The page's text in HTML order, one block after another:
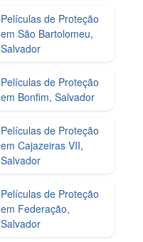
Películas de Proteção
em São Bartolomeu,
Salvador
Películas de Proteção
em Bonfim, Salvador
Películas de Proteção
em Cajazeiras VII,
Salvador
Películas de Proteção
em Federação,
Salvador